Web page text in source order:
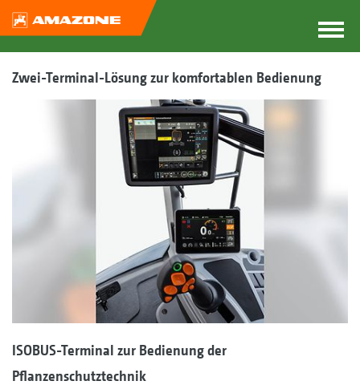
Zwei-Terminal-Lösung zur komfortablen Bedienung
ISOBUS-Terminal zur Bedienung der
Pflanzenschutztechnik